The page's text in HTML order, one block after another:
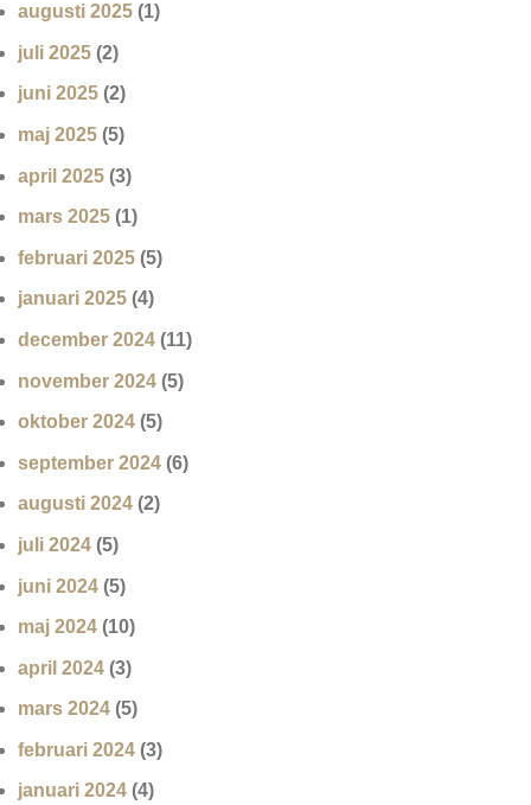
augusti 2025 (1)
juli 2025 (2)
juni 2025 (2)
maj 2025 (5)
april 2025 (3)
mars 2025 (1)
februari 2025 (5)
januari 2025 (4)
december 2024 (11)
november 2024 (5)
oktober 2024 (5)
september 2024 (6)
augusti 2024 (2)
juli 2024 (5)
juni 2024 (5)
maj 2024 (10)
april 2024 (3)
mars 2024 (5)
februari 2024 (3)
januari 2024 (4)